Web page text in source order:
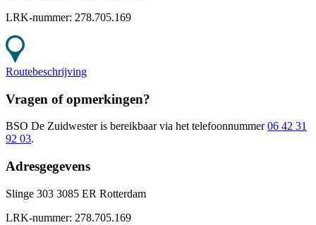
LRK-nummer: 278.705.169
Routebeschrijving
Vragen of opmerkingen?
BSO De Zuidwesteris bereikbaar via het telefoonnummer 06 42 31
92 03.
Adresgegevens
Slinge 303 3085 ER Rotterdam
LRK-nummer: 278.705.169